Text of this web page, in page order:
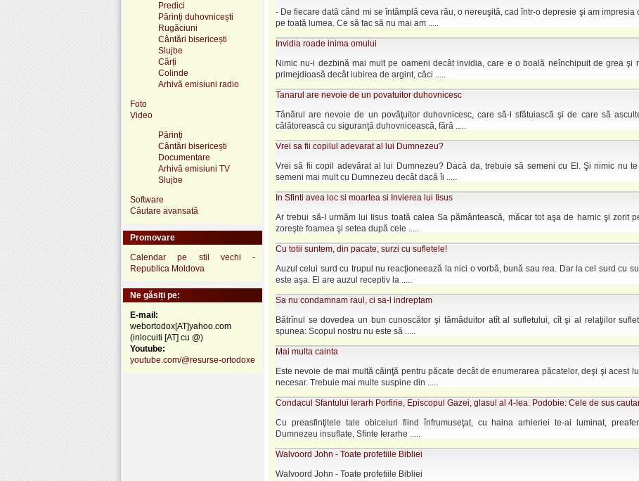
Predici
Părinți duhovnicești
Rugăciuni
Cântări bisericești
Slujbe
Cărți
Colinde
Arhivă emisiuni radio
Foto
Video
Părinți
Cântări bisericești
Documentare
Arhivă emisiuni TV
Slujbe
Software
Căutare avansată
Promovare
Calendar pe stil vechi -
Republica Moldova
Ne găsiți pe:
E-mail:
webortodox[AT]yahoo.com
(inlocuiti [AT] cu @)
Youtube:
youtube.com/@resurse-ortodoxe
- De fiecare dată când mi se întâmplă ceva rău, o nereuşită, cad într-o depresie şi am impresia
pe toată lumea. Ce să fac să nu mai am .....
Invidia roade inima omului
Nimic nu-i dezbină mai mult pe oameni decât invidia, care e o boală neînchipuit de grea şi
primejdioasă decât iubirea de argint, căci .....
Tanarul are nevoie de un povatuitor duhovnicesc
Tânărul are nevoie de un povăţuitor duhovnicesc, care să-l sfătuiască şi de care să
călătorească cu siguranţă duhovnicească, fără .....
Vrei sa fii copilul adevarat al lui Dumnezeu?
Vrei să fii copil adevărat al lui Dumnezeu? Dacă da, trebuie să semeni cu El. Şi nimic nu
semeni mai mult cu Dumnezeu decât dacă îi .....
In Sfinti avea loc si moartea si Invierea lui Iisus
Ar trebui să-I urmăm lui Iisus toată calea Sa pământească, măcar tot aşa de harnic şi zorit
zoreşte foamea şi setea după cele .....
Cu totii suntem, din pacate, surzi cu sufletele!
Auzul celui surd cu trupul nu reacţioneează la nici o vorbă, bună sau rea. Dar la cel surd cu
este aşa. El are auzul receptiv la .....
Sa nu condamnam raul, ci sa-l indreptam
Bătrînul se dovedea un bun cunoscător şi tămăduitor atît al sufletului, cît şi al relaţiilor
spunea: Scopul nostru nu este să .....
Mai multa cainta
Este nevoie de mai multă căinţă pentru păcate decât de enumerarea păcatelor, deşi şi acest
necesar. Trebuie mai multe suspine din .....
Condacul Sfantului Ierarh Porfirie, Episcopul Gazei, glasul al 4-lea. Podobie: Cele de sus
Cu preasfinţitele tale obiceiuri fiind înfrumuseţat, cu haina arhieriei te-ai luminat,
Dumnezeu insuflate, Sfinte Ierarhe .....
Walvoord John - Toate profetiile Bibliei
Walvoord John - Toate profetiile Bibliei